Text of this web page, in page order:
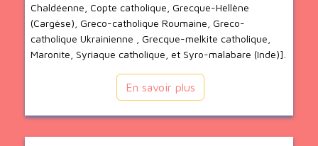
Chaldéenne, Copte catholique, Grecque-Hellène
(Cargèse), Greco-catholique Roumaine, Greco-
catholique Ukrainienne , Grecque-melkite catholique,
Maronite, Syriaque catholique, et Syro-malabare (Inde)].
En savoir plus